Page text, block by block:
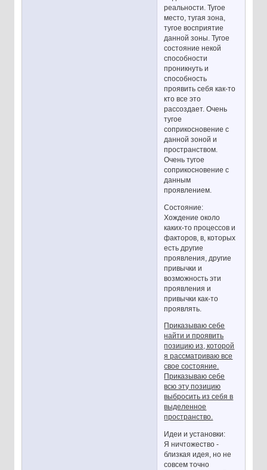
реальности. Тугое
место, тугая зона,
тугое восприятие
данной зоны. Тугое
состояние некой
способности
проникнуть и
способность
проявить себя как-то
кто все это
рассоздает. Очень
тугое
соприкосновение с
данной зоной и
пространством.
Очень тугое
соприкосновение с
данным
проявлением.
Состояние:
Хождение около
каких-то процессов и
факторов, в, которых
есть другие
проявления, другие
привычки и
возможность эти
проявления и
привычки как-то
проявлять.
Приказываю себе
найти и проявить
позицию из, которой
я рассматриваю все
свое состояние.
Приказываю себе
всю эту позицию
выбросить из себя в
выделенное
пространство.
Идеи и установки:
Я ничтожество -
близкая идея, но не
совсем точно